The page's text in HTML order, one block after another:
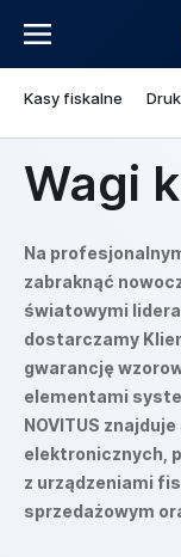
Kasy fiskalne
Wagi
Na
zabraknąć
światowymi
dostarczamy
gwarancję
elementami
NOVITUS
elektronicznych,
z urządzeniami
sprzedażowym